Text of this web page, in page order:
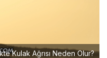
Kulak Ağrısı Neden Olur?